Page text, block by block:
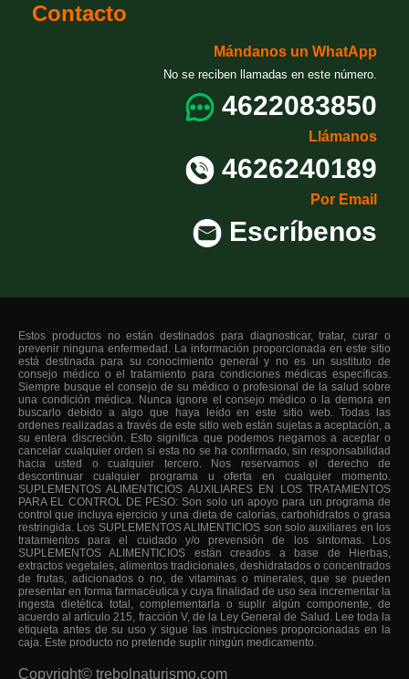
Contacto
Mándanos un WhatApp
No se reciben llamadas en este número.
4622083850
Llámanos
4626240189
Por Email
Escríbenos
Estos productos no están destinados para diagnosticar, tratar, curar o
prevenir ninguna enfermedad. La información proporcionada en este sitio
está destinada para su conocimiento general y no es un sustituto de
consejo médico o el tratamiento para condiciones médicas específicas.
Siempre busque el consejo de su médico o profesional de la salud sobre
una condición médica. Nunca ignore el consejo médico o la demora en
buscarlo debido a algo que haya leído en este sitio web. Todas las
ordenes realizadas a través de este sitio web están sujetas a aceptación, a
su entera discreción. Esto significa que podemos negarnos a aceptar o
cancelar cualquier orden si esta no se ha confirmado, sin responsabilidad
hacia usted o cualquier tercero. Nos reservamos el derecho de
descontinuar cualquier programa u oferta en cualquier momento.
SUPLEMENTOS ALIMENTICIOS AUXILIARES EN LOS TRATAMIENTOS
PARA EL CONTROL DE PESO: Son solo un apoyo para un programa de
control que incluya ejercicio y una dieta de calorías, carbohidratos o grasa
restringida. Los SUPLEMENTOS ALIMENTICIOS son solo auxiliares en los
tratamientos para el cuidado y/o prevensión de los sintomas. Los
SUPLEMENTOS ALIMENTICIOS están creados a base de Hierbas,
extractos vegetales, alimentos tradicionales, deshidratados o concentrados
de frutas, adicionados o no, de vitaminas o minerales, que se pueden
presentar en forma farmacéutica y cuya finalidad de uso sea incrementar la
ingesta dietética total, complementarla o suplir algún componente, de
acuerdo al artículo 215, fracción V, de la Ley General de Salud. Lee toda la
etiqueta antes de su uso y sigue las instrucciones proporcionadas en la
caja. Este producto no pretende suplir ningún medicamento.
Copyright© trebolnaturismo.com